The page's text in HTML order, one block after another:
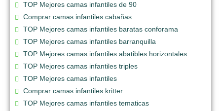
TOP Mejores camas infantiles de 90
Comprar camas infantiles cabañas
TOP Mejores camas infantiles baratas conforama
TOP Mejores camas infantiles barranquilla
TOP Mejores camas infantiles abatibles horizontales
TOP Mejores camas infantiles triples
TOP Mejores camas infantiles
Comprar camas infantiles kritter
TOP Mejores camas infantiles tematicas